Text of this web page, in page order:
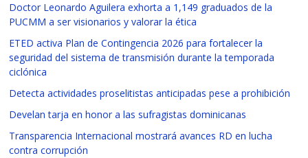
Doctor Leonardo Aguilera exhorta a 1,149 graduados de la
PUCMM a ser visionarios y valorar la ética
ETED activa Plan de Contingencia 2026 para fortalecer la
seguridad del sistema de transmisión durante la temporada
ciclónica
Detecta actividades proselitistas anticipadas pese a prohibición
Develan tarja en honor a las sufragistas dominicanas
Transparencia Internacional mostrará avances RD en lucha
contra corrupción